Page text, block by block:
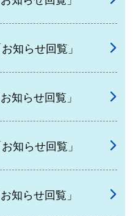
知らせ回覧」
知らせ回覧」
知らせ回覧」
知らせ回覧」